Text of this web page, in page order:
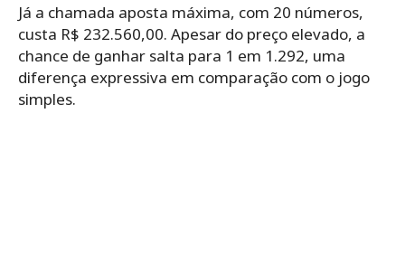
Já a chamada aposta máxima, com 20 números,
custa R$ 232.560,00. Apesar do preço elevado, a
chance de ganhar salta para 1 em 1.292, uma
diferença expressiva em comparação com o jogo
simples.